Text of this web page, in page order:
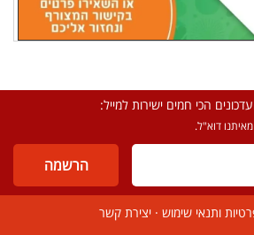
הכי חמים ישירות למייל:
דוא"ל.
ותנאי שימוש · יצירת קשר